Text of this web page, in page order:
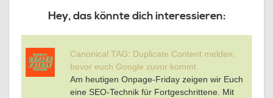
Hey, das könnte dich interessieren:
Canonical TAG: Duplicate Content melden,
bevor euch Google zuvor kommt
Am heutigen Onpage-Friday zeigen wir Euch
eine SEO-Technik für Fortgeschrittene. Mit